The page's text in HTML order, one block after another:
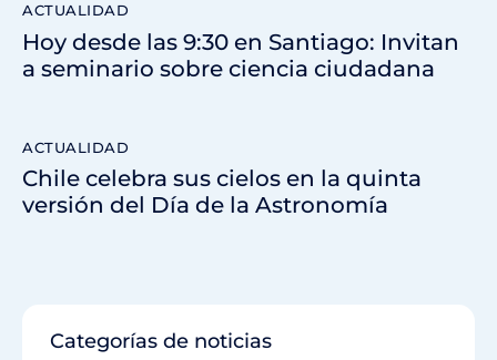
ACTUALIDAD
Hoy desde las 9:30 en Santiago: Invitan
a seminario sobre ciencia ciudadana
ACTUALIDAD
Chile celebra sus cielos en la quinta
versión del Día de la Astronomía
Categorías de noticias